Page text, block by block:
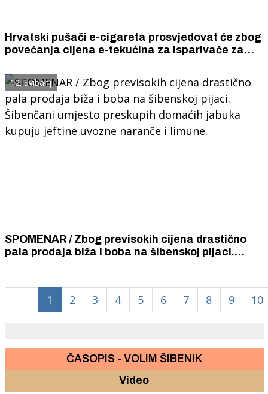
Hrvatski pušači e-cigareta prosvjedovat će zbog
povećanja cijena e-tekućina za isparivače za
posto.
12. Svibanj
SPOMENAR / Zbog previsokih cijena drastično
pala prodaja biža i boba na šibenskoj pijaci.
1 2 3 4 5 6 7 8 9 10
ČASOPIS - VOLIM ŠIBENIK
Video